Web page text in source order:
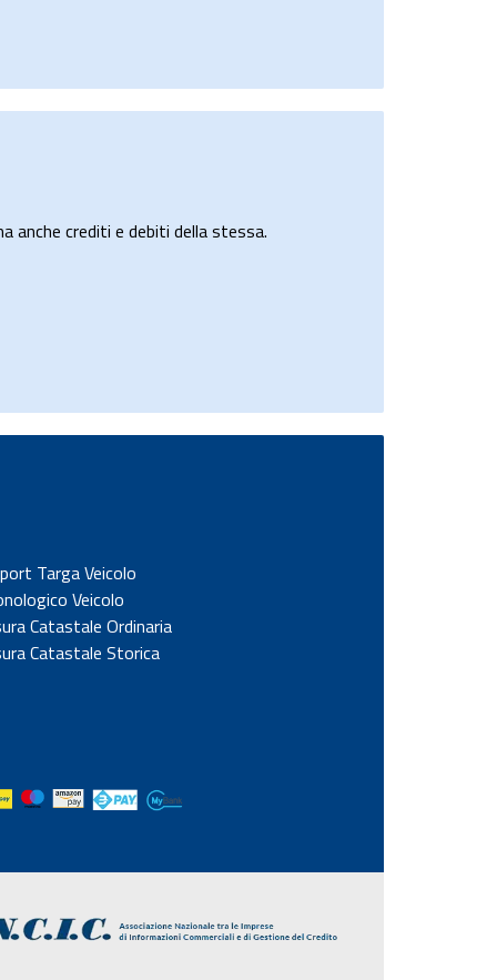
anche crediti e debiti della stessa.
Targa Veicolo
Veicolo
Catastale Ordinaria
Catastale Storica